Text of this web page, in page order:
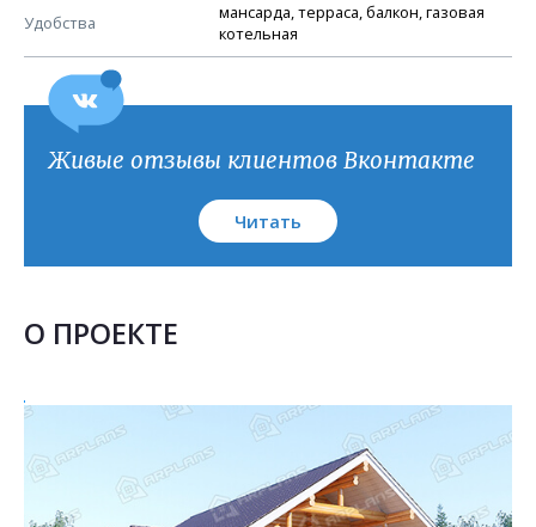
Удобства
мансарда, терраса, балкон, газовая
котельная
Живые отзывы клиентов Вконтакте
Читать
О ПРОЕКТЕ